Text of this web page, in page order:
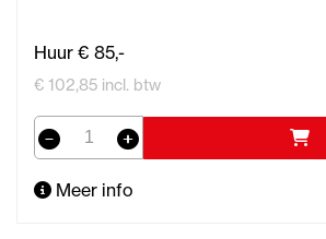
Huur € 85,-
€ 102,85 incl. btw
Meer info